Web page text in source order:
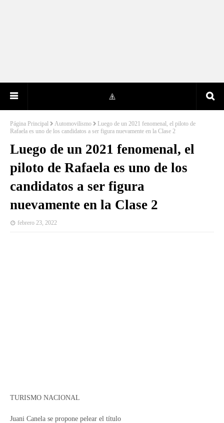
Página Principal Automovilismo
Luego de un 2021 fenomenal, el piloto de
Rafaela es uno de los candidatos a ser figura nuevamente en la Clase 2
Luego de un 2021 fenomenal, el
piloto de Rafaela es uno de los
candidatos a ser figura
nuevamente en la Clase 2
febrero 23, 2022
TURISMO NACIONAL
Juani Canela se propone pelear el título